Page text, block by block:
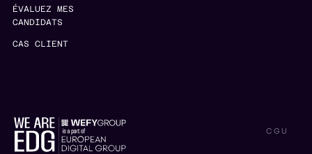
ÉVALUEZ MES
CANDIDATS
CAS CLIENT
CGU